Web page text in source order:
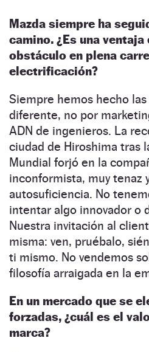
Mazda siempre ha
camino. ¿Es una
obstáculo en plena
electrificación?
Siempre hemos hecho
diferente, no por
ADN de ingenieros. La
ciudad de Hiroshima tras
Mundial forjó en la
inconformista, muy tenaz
autosuficiencia. No
intentar algo innovador o
Nuestra invitación al
misma: ven, pruébalo,
ti mismo. No vendemos
filosofía arraigada en la
En un mercado que se
forzadas, ¿cuál es el
marca?